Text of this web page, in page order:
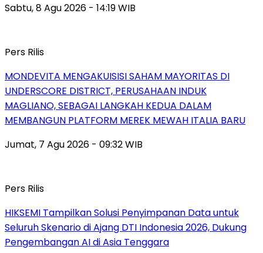
Sabtu, 8 Agu 2026 - 14:19 WIB
Pers Rilis
MONDEVITA MENGAKUISISI SAHAM MAYORITAS DI
UNDERSCORE DISTRICT, PERUSAHAAN INDUK
MAGLIANO, SEBAGAI LANGKAH KEDUA DALAM
MEMBANGUN PLATFORM MEREK MEWAH ITALIA BARU
Jumat, 7 Agu 2026 - 09:32 WIB
Pers Rilis
HIKSEMI Tampilkan Solusi Penyimpanan Data untuk
Seluruh Skenario di Ajang DTI Indonesia 2026, Dukung
Pengembangan AI di Asia Tenggara